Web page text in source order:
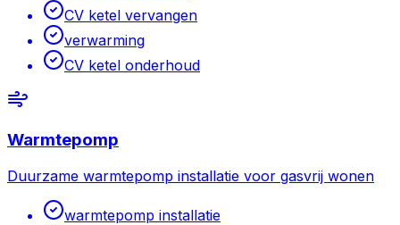
CV ketel vervangen
verwarming
CV ketel onderhoud
Warmtepomp
Duurzame warmtepomp installatie voor gasvrij wonen
warmtepomp installatie